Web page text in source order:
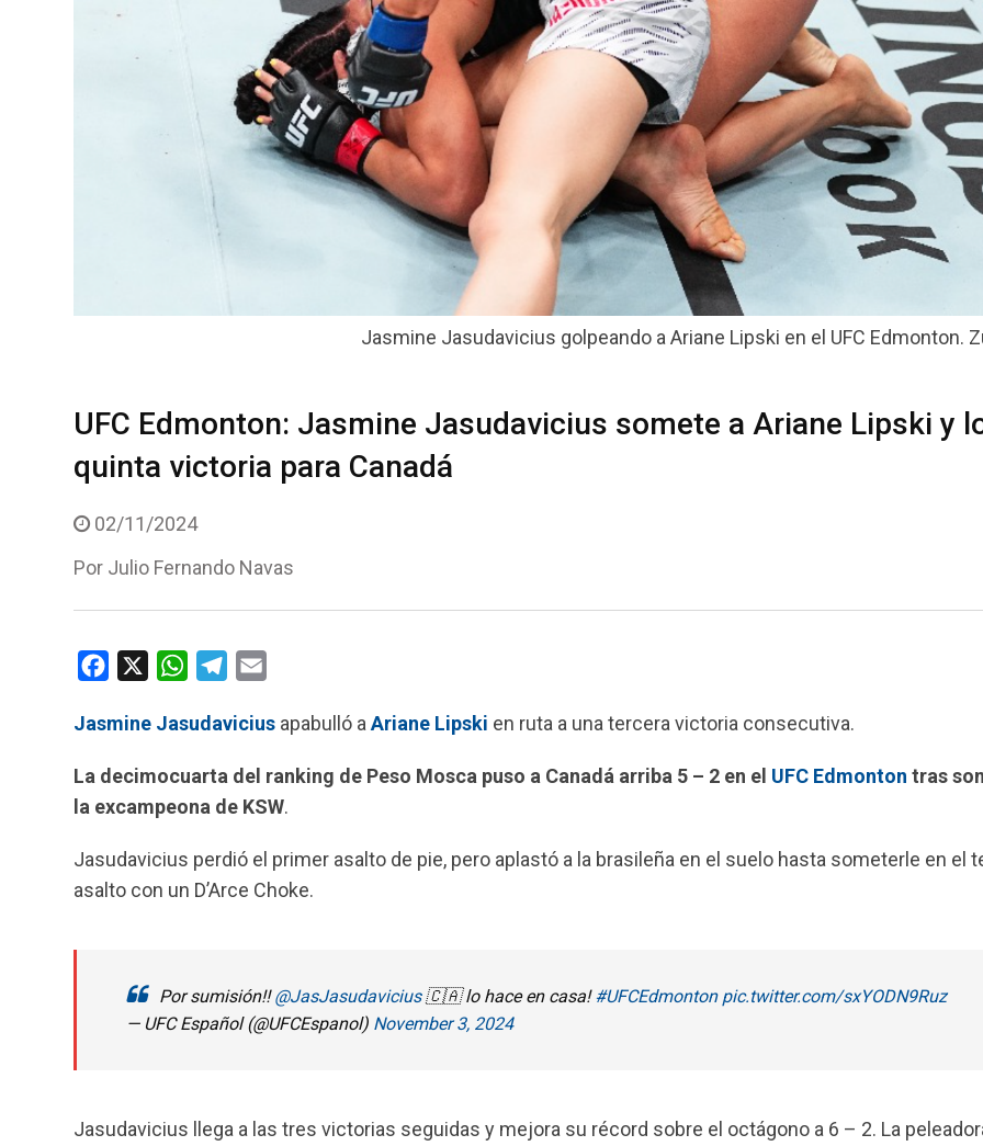
Jasmine Jasudavicius golpeando a Ariane Lipski en el UFC Edmonton.
UFC Edmonton: Jasmine Jasudavicius somete a Ariane Lipski y
quinta victoria para Canadá
02/11/2024
Por Julio Fernando Navas
c
b
o
k
W
a
s
A
p
l
g
r
a
a
l
Jasmine Jasudavicius apabulló a Ariane Lipski en ruta a una tercera victoria consecutiva.
La decimocuarta del ranking de Peso Mosca puso a Canadá arriba 5 – 2 en el UFC Edmonton tras
la excampeona de KSW.
Jasudavicius perdió el primer asalto de pie, pero aplastó a la brasileña en el suelo hasta someterle en el
asalto con un D’Arce Choke.
Por sumisión‼️@JasJasudavicius🇨🇦 lo hace en casa!#UFCEdmonton pic.twitter.com/sxYODN9Ruz
— UFC Español (@UFCEspanol) November 3, 2024
Jasudavicius llega a las tres victorias seguidas y mejora su récord sobre el octágono a 6 – 2. La